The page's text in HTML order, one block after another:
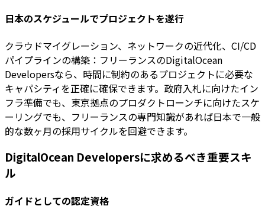
日本のスケジュールでプロジェクトを遂行
クラウドマイグレーション、ネットワークの近代化、CI/CD
パイプラインの構築：フリーランスのDigitalOcean
Developersなら、時間に制約のあるプロジェクトに必要な
キャパシティを正確に確保できます。政府入札に向けたイン
フラ準備でも、東京拠点のプロダクトローンチに向けたスケ
ーリングでも、フリーランスの専門知識があれば日本で一般
的な数ヶ月の採用サイクルを回避できます。
DigitalOcean Developersに求めるべき重要スキ
ル
ガイドとしての認定資格